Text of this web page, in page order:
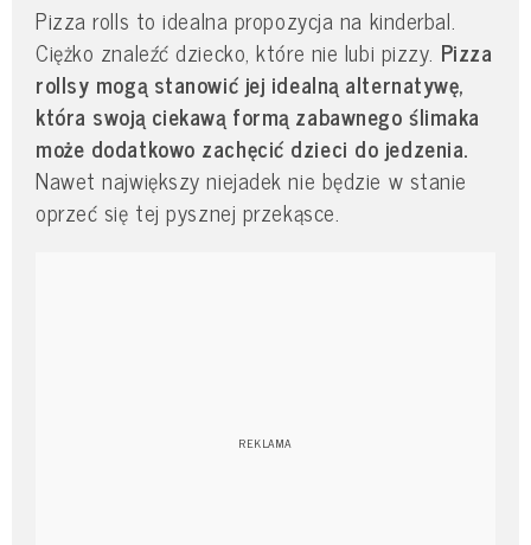
Pizza rolls to idealna propozycja na kinderbal.
Ciężko znaleźć dziecko, które nie lubi pizzy. Pizza
rollsy mogą stanowić jej idealną alternatywę,
która swoją ciekawą formą zabawnego ślimaka
może dodatkowo zachęcić dzieci do jedzenia.
Nawet największy niejadek nie będzie w stanie
oprzeć się tej pysznej przekąsce.